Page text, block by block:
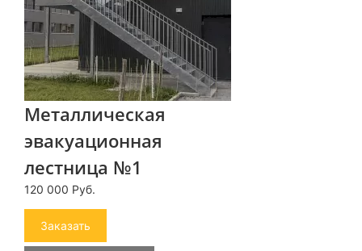
Металлическая
эвакуационная
лестница №1
120 000 Руб.
Заказать